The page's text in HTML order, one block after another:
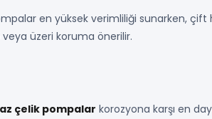
en yüksek verimliliği sunarken, çift
veya üzeri koruma önerilir.
çelik pompalar korozyona karşı en